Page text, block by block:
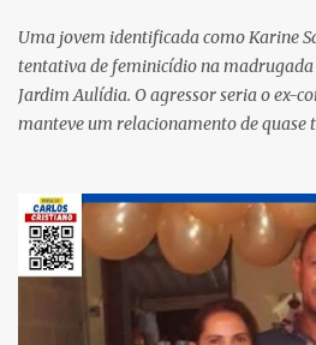
Uma jovem identificada como Karine
tentativa de feminicídio na
Jardim Aulídia. O agressor seria o ex-
manteve um relacionamento de quase
ela deixou claro que não queria.
convite de um amigo para ir a uma
percebeu que o ex também estava
tranquila durante todo o evento. O
Karine retornava para casa, por volta